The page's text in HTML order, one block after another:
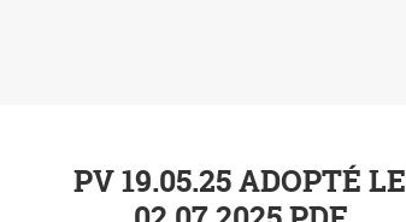
PV 19.05.25 ADOPTÉ LE